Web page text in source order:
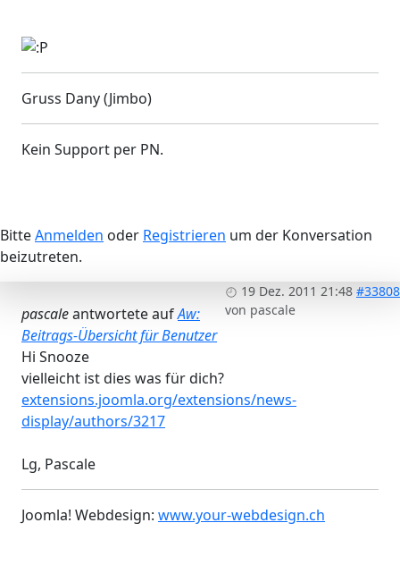
Gruss Dany (Jimbo)
Kein Support per PN.
BitteAnmelden oder Registrieren um der Konversation
beizutreten.
19 Dez. 2011 21:48 #33808
von pascale
pascaleantwortete aufAw:
Beitrags-Übersicht für Benutzer
Hi Snooze
vielleicht ist dies was für dich?
extensions.joomla.org/extensions/news-
display/authors/3217
Lg, Pascale
Joomla! Webdesign: www.your-webdesign.ch